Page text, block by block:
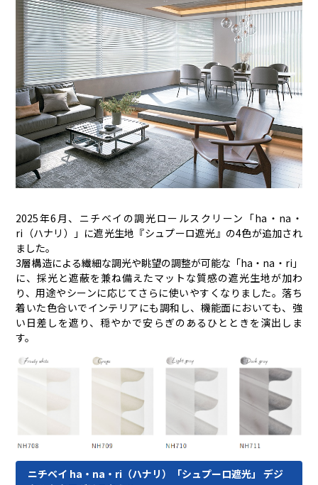
2025年6月、ニチベイの調光ロールスクリーン「ha・na・
ri（ハナリ）」に遮光生地『シュプーロ遮光』の4色が追加され
ました。
3層構造による繊細な調光や眺望の調整が可能な「ha・na・ri」
に、採光と遮蔽を兼ね備えたマットな質感の遮光生地が加わ
り、用途やシーンに応じてさらに使いやすくなりました。落ち
着いた色合いでインテリアにも調和し、機能面においても、強
い日差しを遮り、穏やかで安らぎのあるひとときを演出しま
す。
ニチベイ ha・na・ri（ハナリ）「シュプーロ遮光」 デジ